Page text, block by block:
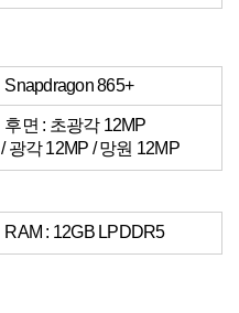
Snapdragon 865+
후면 : 초광각 12MP
/ 광각 12MP / 망원 12MP
RAM : 12GB LPDDR5